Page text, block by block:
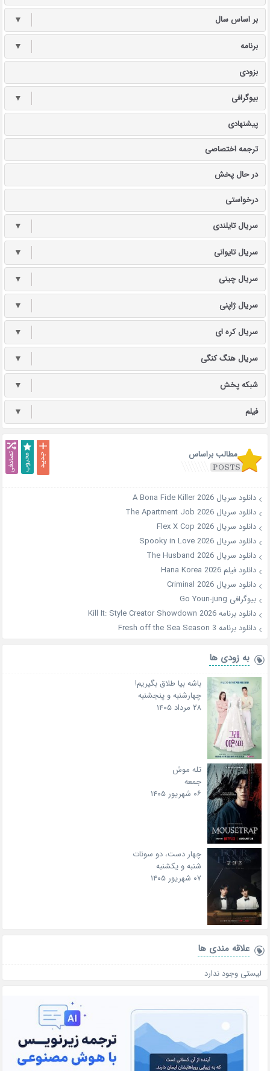
بر اساس سال ▼
برنامه ▼
بزودی
بیوگرافی ▼
پیشنهادی
ترجمه اختصاصی
در حال پخش
درخواستی
سریال تایلندی ▼
سریال تایوانی ▼
سریال چینی ▼
سریال ژاپنی ▼
سریال کره ای ▼
سریال هنگ کنگی ▼
شبکه پخش ▼
فیلم ▼
مطالب براساس
دانلود سریال A Bona Fide Killer 2026
دانلود سریال The Apartment Job 2026
دانلود سریال Flex X Cop 2026
دانلود سریال Spooky in Love 2026
دانلود سریال The Husband 2026
دانلود فیلم Hana Korea 2026
دانلود سریال Criminal 2026
بیوگرافی Go Youn-jung
دانلود برنامه Kill It: Style Creator Showdown 2026
دانلود برنامه Fresh off the Sea Season 3
به زودی ها
باشه بیا طلاق بگیریم!
چهارشنبه و پنجشنبه
۲۸ مرداد ۱۴۰۵
تله موش
جمعه
۰۶ شهریور ۱۴۰۵
چهار دست، دو سونات
شنبه و یکشنبه
۰۷ شهریور ۱۴۰۵
علاقه‌ مندی ها
لیستی وجود ندارد